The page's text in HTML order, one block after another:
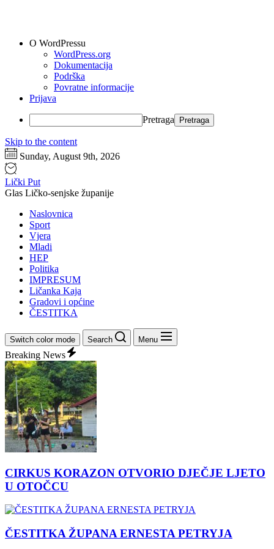
O WordPressu
WordPress.org
Dokumentacija
Podrška
Povratne informacije
Prijava
Pretraga
Skip to the content
Sunday, August 9th, 2026
Lički Put
Glas Ličko-senjske županije
Naslovnica
Sport
Vjera
Mladi
HEP
Politika
IMPRESUM
Ličanka Kaja
Gradovi i općine
ČESTITKA
Switch color mode Search Menu
Breaking News
CIRKUS KORAZON OTVORIO DJEČJE LJETO
U OTOČCU
ČESTITKA ŽUPANA ERNESTA PETRYJA